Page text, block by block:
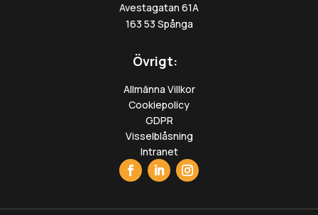
Avestagatan 61A
163 53 Spånga
Övrigt:
Allmänna Villkor
Cookiepolicy
GDPR
Visselblåsning
Intranet